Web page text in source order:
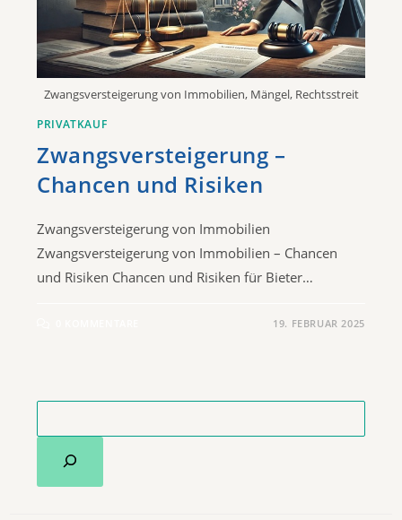
Zwangsversteigerung von Immobilien, Mängel, Rechtsstreit
PRIVATKAUF
Zwangsversteigerung –
Chancen und Risiken
Zwangsversteigerung von Immobilien
Zwangsversteigerung von Immobilien – Chancen
und Risiken Chancen und Risiken für Bieter…
19. FEBRUAR 2025